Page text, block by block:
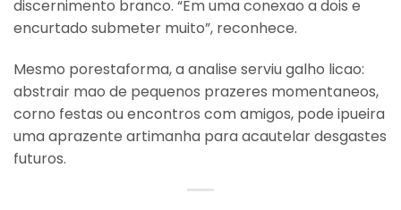
discernimento branco. “Em uma conexao a dois e
encurtado submeter muito”, reconhece.
Mesmo porestaforma, a analise serviu galho licao:
abstrair mao de pequenos prazeres momentaneos,
corno festas ou encontros com amigos, pode ipueira
uma aprazente artimanha para acautelar desgastes
futuros.